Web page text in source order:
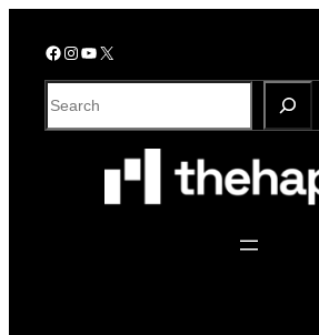
Facebook InstagramYouTube X
S
e